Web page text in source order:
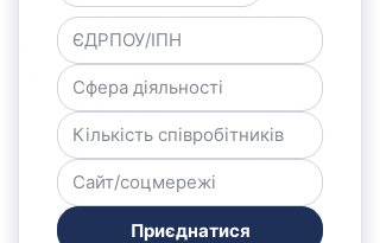
· інвестиційна привабливість
Волинської області в умовах
економічної трансформації;
· можливості залучення
фінансування від банків,
міжнародних фінансових інституцій
та донорських програм;
· практичний досвід волинських